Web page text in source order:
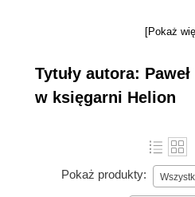
[Pokaż
Tytuły autora:
w księgarni Helion
Pokaż produkty: